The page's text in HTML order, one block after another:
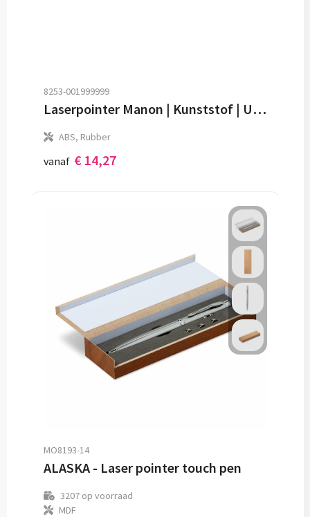
8253-001999999
Laserpointer Manon | Kunststof | USB oplaadbaar
ABS, Rubber
vanaf € 14,27
MO8193-14
ALASKA - Laser pointer touch pen
3207op voorraad
MDF